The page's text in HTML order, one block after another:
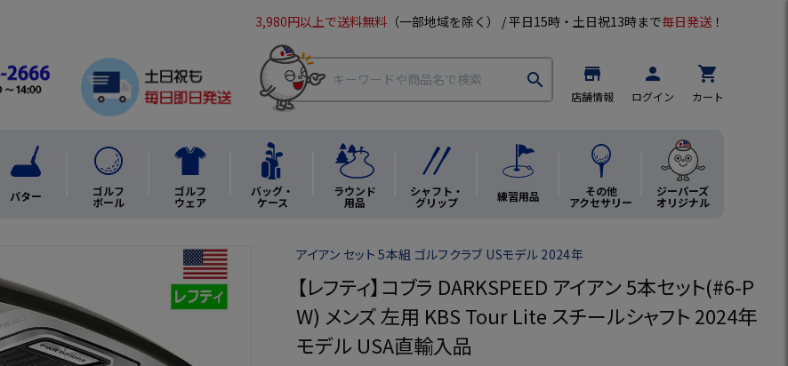
3,980円以上で送料無料 （一部地域を除く） / 平日15時・土日祝13時まで毎日発送 ！
search store
店舗情報
person
ログイン
shopping_cart
カート
パター ゴルフ
ボール
ゴルフ
ウェア
バッグ・
ケース
ラウンド
用品
シャフト・
グリップ 練習用品 その他
アクセサリー
ジーパーズ
オリジナル
アイアン セット 5本組 ゴルフクラブ USモデル 2024年
【レフティ】コブラ DARKSPEED アイアン 5本セット(#6-P
W) メンズ 左用 KBS Tour Lite スチールシャフト 2024年
モデル USA直輸入品